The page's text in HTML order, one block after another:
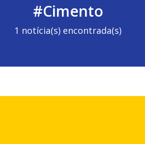
#Cimento
1 notícia(s) encontrada(s)